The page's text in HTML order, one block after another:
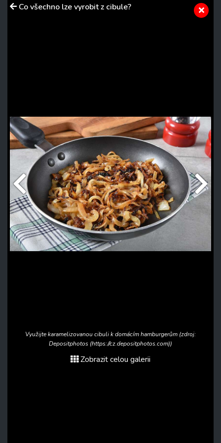
Co všechno lze vyrobit z cibule?
Využijte karamelizovanou cibuli k domácím hamburgerům (zdroj:
Depositphotos (https://cz.depositphotos.com))
Zobrazit celou galerii